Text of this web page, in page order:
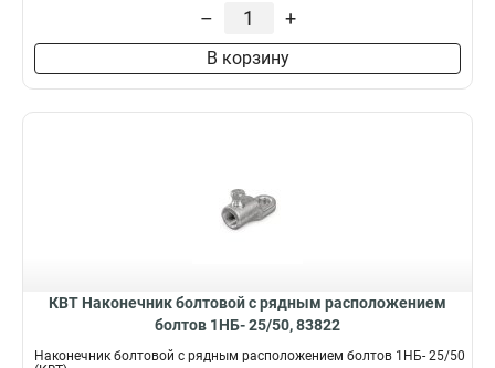
70/120мм2 9
– +
В корзину
КВТ Наконечник болтовой с рядным расположением
болтов 1НБ- 25/50, 83822
Наконечник болтовой с рядным расположением болтов 1НБ- 25/50